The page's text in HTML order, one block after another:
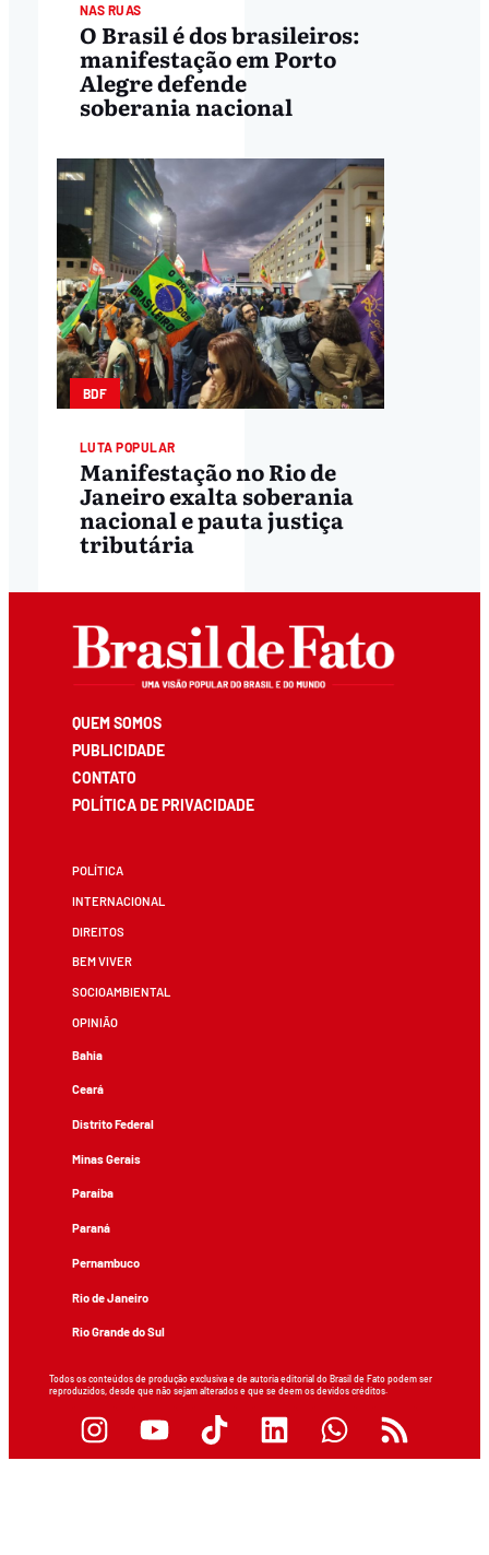
NAS RUAS
O Brasil é dos brasileiros:
manifestação em Porto
Alegre defende
soberania nacional
BDF
LUTA POPULAR
Manifestação no Rio de
Janeiro exalta soberania
nacional e pauta justiça
tributária
QUEM SOMOS
PUBLICIDADE
CONTATO
POLÍTICA DE PRIVACIDADE
POLÍTICA
INTERNACIONAL
DIREITOS
BEM VIVER
SOCIOAMBIENTAL
OPINIÃO
Bahia
Ceará
Distrito Federal
Minas Gerais
Paraíba
Paraná
Pernambuco
Rio de Janeiro
Rio Grande do Sul
Todos os conteúdos de produção exclusiva e de autoria editorial do Brasil de Fato podem ser
reproduzidos, desde que não sejam alterados e que se deem os devidos créditos.